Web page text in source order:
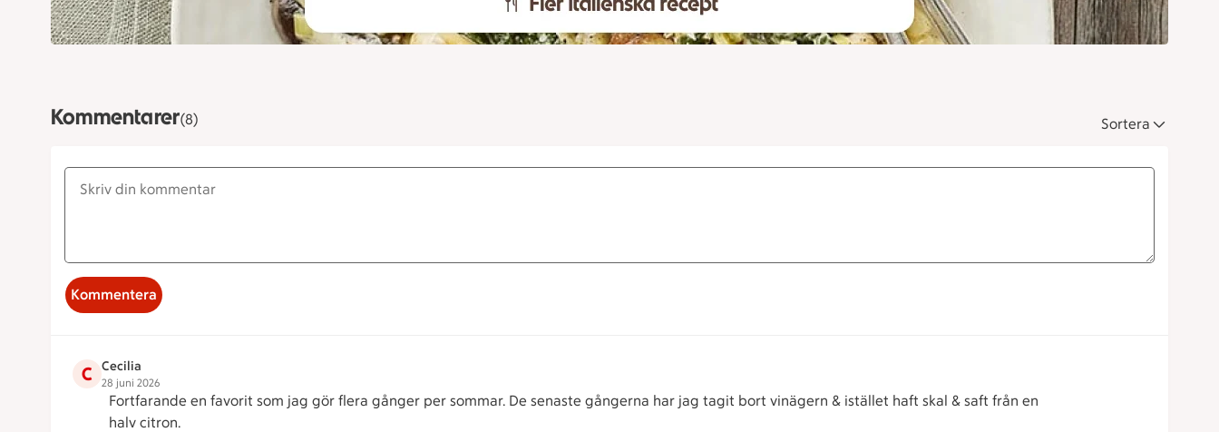
Kommentarer(8) Sortera
Kommentera
C Cecilia
28 juni 2026
Fortfarande en favorit som jag gör flera gånger per sommar. De senaste gångerna har jag tagit bort vinägern & istället haft skal & saft från en
halv citron.